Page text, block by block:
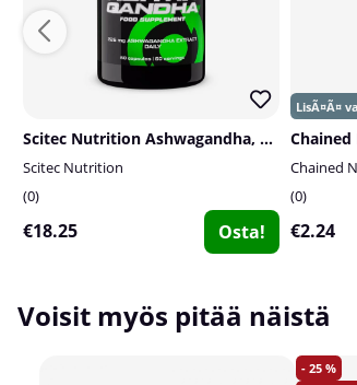
Scitec Nutrition Ashwagandha, 60 caps
Scitec Nutrition
0
€18.25 Osta!
Chained
0
€2.24
Voisit myös pitää näistä
25